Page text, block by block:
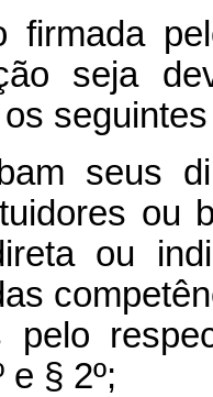
firmada
seja
seus
ou
ou
pelo
§ 2º;